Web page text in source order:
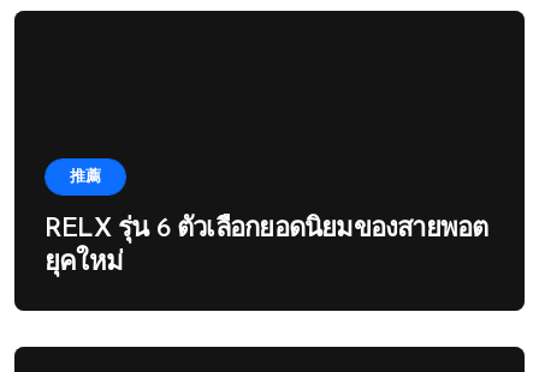
推薦
RELX รุ่น 6 ตัวเลือกยอดนิยมของสายพอต
ยุคใหม่